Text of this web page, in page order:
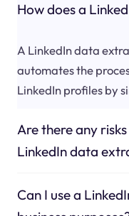
How does a
A LinkedIn data
automates the
LinkedIn profiles by
Are there any
LinkedIn data
Can I use a